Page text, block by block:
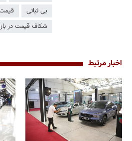
بی ثباتی
شکاف قیمت در
اخبار مرتبط